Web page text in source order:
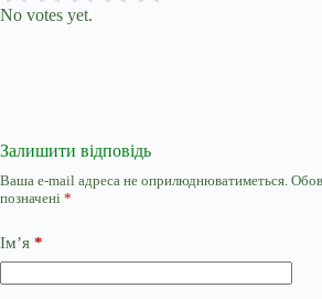
No votes yet.
Залишити відповідь
Ваша e-mail адреса не оприлюднюватиметься.
позначені *
Ім’я *